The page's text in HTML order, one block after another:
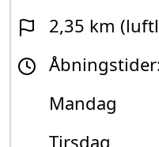
2,35 km
Mandag
Tirsdag